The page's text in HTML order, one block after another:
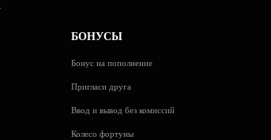
БОНУСЫ
Бонус на пополнение
Пригласи друга
Ввод и вывод без комиссий
Колесо фортуны